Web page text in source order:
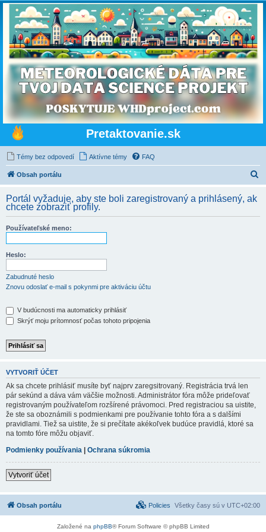
Pretaktovanie.sk
Témy bez odpovedí Aktívne témy FAQ
Obsah portálu
d
Portál vyžaduje, aby ste boli zaregistrovaný a prihlásený, ak
chcete zobraziť profily.
Používateľské meno:
Heslo:
Zabudnuté heslo
Znovu odoslať e-mail s pokynmi pre aktiváciu účtu
V budúcnosti ma automaticky prihlásiť
Skrýť moju prítomnosť počas tohoto pripojenia
VYTVORIŤ ÚČET
Ak sa chcete prihlásiť musíte byť najprv zaregsitrovaný. Registrácia trvá len
pár sekúnd a dáva vám väčšie možnosti. Administrátor fóra môže prideľovať
registrovaným používateľom rozšírené právomoci. Pred registraciou sa uistite,
že ste sa oboznámili s podmienkami pre používanie tohto fóra a s dalšími
pravidlami. Tiež sa uistite, že si prečítate akékoľvek budúce pravidlá, ktoré sa
na tomto fóre môžu objaviť.
Podmienky používania | Ochrana súkromia
Vytvoriť účet
Obsah portálu Všetky časy sú v UTC+02:00
Policies
Založené na phpBB® Forum Software © phpBB Limited